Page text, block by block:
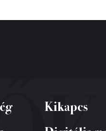
Kikapcs